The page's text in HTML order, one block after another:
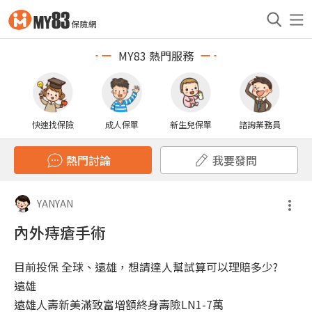
MY83 熱門服務
快速找保險 成人保單 新生兒保單 諮詢業務員
熱門討論 我要發問
YANYAN
內外痔瘡手術
目前投保 全球、遠雄，想請達人幫試算可以理賠多少?
遠雄
遠雄人壽新美滿致富增額終身壽險LN1-7萬